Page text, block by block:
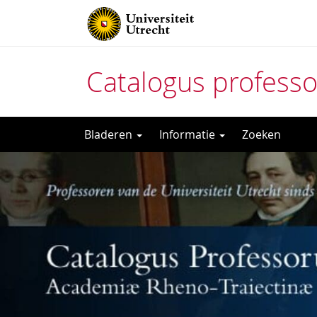
Catalogus
naar
het
inhoud
Bladeren Informatie Zoeken